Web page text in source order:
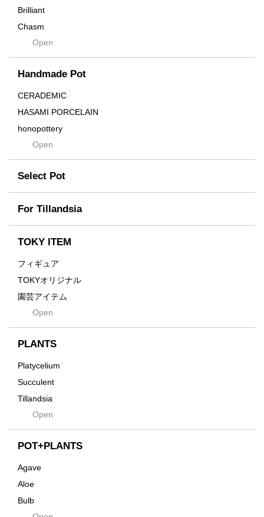
Brilliant
Chasm
Contra
Cream
Crown
Distortion
Drop
DUNE
Flames
For
Former
Fused
Earth
emeth
Enhance
Grid
Innocence
Kodama
Native
Progress
Quartz
Open
Handmade Pot
CERADEMIC
HASAMI PORCELAIN
honopottery
nocturne
tamanhayat
TETSUYA OZAWA
Scratch
Takehiro Ito
Yuya Iha
Open
Select Pot
For Tillandsia
TOKY ITEM
フィギュア
TOKYオリジナル
園芸アイテム
土・化粧石・活力剤
インテリア・デザイン雑貨
Tシャツ・バッグ
その他
Open
PLANTS
Platycelium
Succulent
Tillandsia
SeedsOpen
POT+PLANTS
Agave
Aloe
Bulb